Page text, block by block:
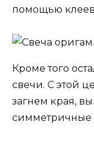
помощью
Кроме того
свечи. С этой
загнем края,
симметричные